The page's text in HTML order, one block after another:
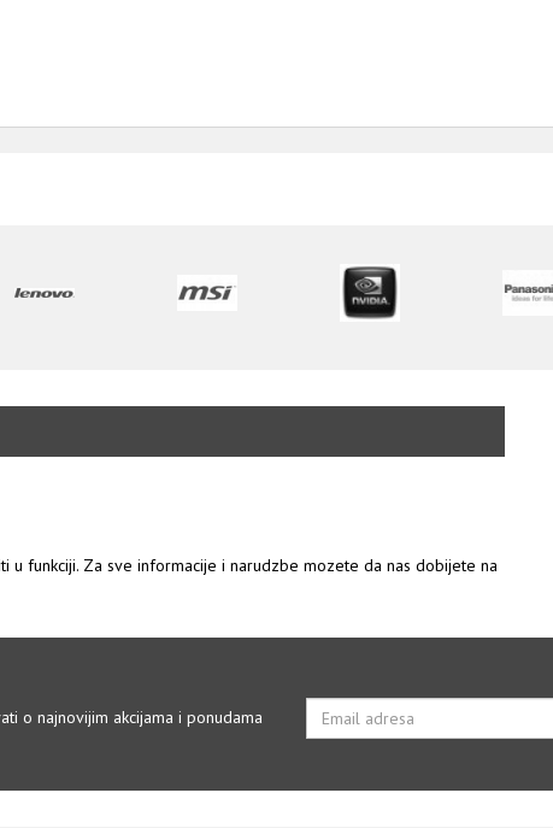
u funkciji. Za sve informacije i narudzbe mozete da nas dobijete na
o najnovijim akcijama i ponudama